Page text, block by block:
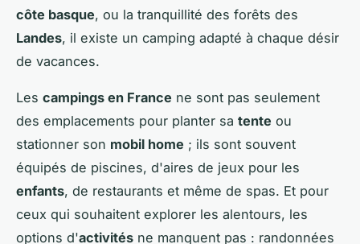
côte basque, ou la tranquillité des forêts des
Landes, il existe un camping adapté à chaque désir
de vacances.
Les campings en France ne sont pas seulement
des emplacements pour planter sa tente ou
stationner son mobil home ; ils sont souvent
équipés de piscines, d'aires de jeux pour les
enfants, de restaurants et même de spas. Et pour
ceux qui souhaitent explorer les alentours, les
options d'activités ne manquent pas : randonnées